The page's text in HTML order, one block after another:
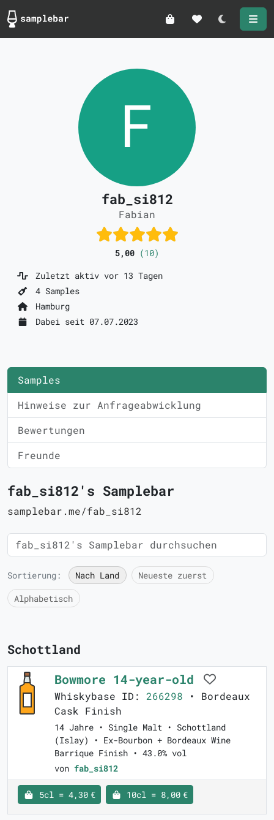
Darkmode
fab_si812
Fabian
5,00 (10)
Zuletzt aktiv vor 13 Tagen
4 Samples
Hamburg
Dabei seit 07.07.2023
Samples
Hinweise zur Anfrageabwicklung
Bewertungen
Freunde
fab_si812's Samplebar
samplebar.me/fab_si812
Sortierung: Nach Land
Neueste zuerst
Alphabetisch
Schottland
Bowmore 14-year-old
Whiskybase ID: 266298 • Bordeaux
Cask Finish
14 Jahre • Single Malt • Schottland
(Islay) • Ex-Bourbon + Bordeaux Wine
Barrique Finish • 43.0% vol
von fab_si812
5cl = 4,30 € 10cl = 8,00 €